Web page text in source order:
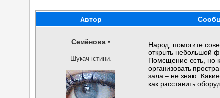
Автор
Семёнова •
Шукач істини.
Народ, помогите
открыть небольшой
Помещение есть, но
организовать
зала – не знаю.
как расставить